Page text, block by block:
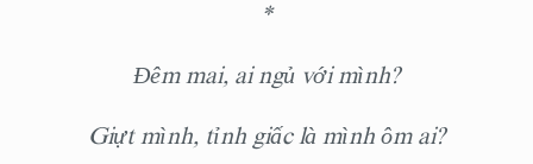
*
Đêm mai, ai ngủ với mình?
Giựt mình, tỉnh giấc là mình ôm ai?